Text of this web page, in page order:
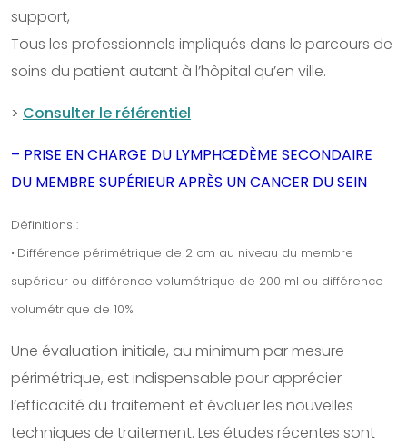
support,
Tous les professionnels impliqués dans le parcours de
soins du patient autant à l’hôpital qu’en ville.
> Consulter le référentiel
– PRISE EN CHARGE DU LYMPHŒDÈME SECONDAIRE
DU MEMBRE SUPÉRIEUR APRÈS UN CANCER DU SEIN
Définitions :
• Différence périmétrique de 2 cm au niveau du membre
supérieur ou différence volumétrique de 200 ml ou différence
volumétrique de 10%
Une évaluation initiale, au minimum par mesure
périmétrique, est indispensable pour apprécier
l’efficacité du traitement et évaluer les nouvelles
techniques de traitement. Les études récentes sont